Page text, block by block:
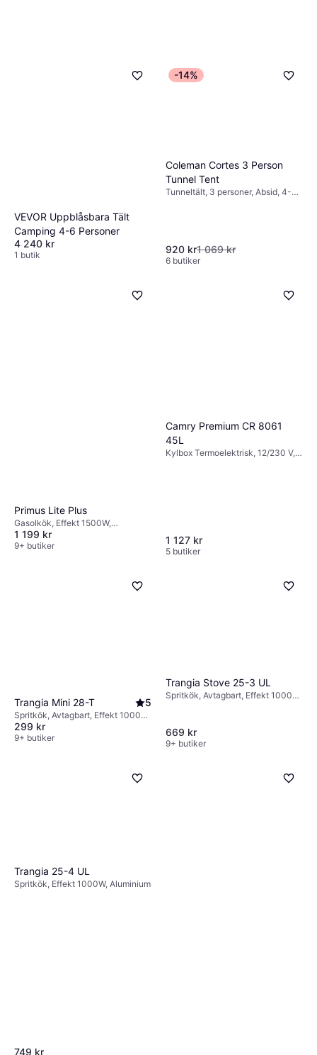
VEVOR Uppblåsbara Tält
Camping 4-6 Personer
4 240 kr
1 butik
-14%
Coleman Cortes 3 Person
Tunnel Tent
Tunneltält, 3 personer, Absid, 4-
920 kr1 069 kr
6 butiker
Primus Lite Plus
Gasolkök, Effekt 1500W,
Aluminium
1 199 kr
9+ butiker
Camry Premium CR 8061
45L
Kylbox Termoelektrisk, 12/230 V,
1 127 kr
5 butiker
Trangia Mini 28-T 5
Spritkök, Avtagbart, Effekt 1000W,
Aluminium
299 kr
9+ butiker
Trangia Stove 25-3 UL
Spritkök, Avtagbart, Effekt 1000W,
669 kr
9+ butiker
Trangia 25-4 UL
Spritkök, Effekt 1000W, Aluminium
749 kr